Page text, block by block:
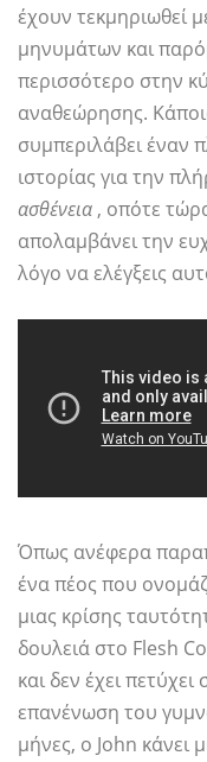
έχουν τεκμηριωθεί
μηνυμάτων και
περισσότερο στην
αναθεώρησης.
συμπεριλάβει έναν
ιστορίας για την
ασθένεια , οπότε
απολαμβάνει την
λόγο να ελέγξεις
Όπως ανέφερα
ένα πέος που
μιας κρίσης
δουλειά στο Flesh
και δεν έχει
επανένωση του
μήνες, ο John κάνει